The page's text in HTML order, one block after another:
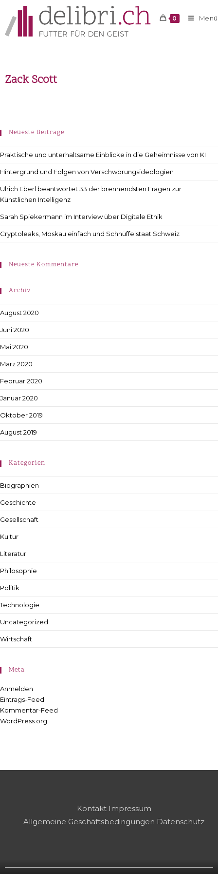
0 Menü
Zack Scott
Neueste Beiträge
Praktische und unterhaltsame Einblicke in die Geheimnisse von KI
Hintergrund und Folgen von Verschwörungsideologien
Ulrich Eberl beantwortet 33 der brennendsten Fragen zur
Künstlichen Intelligenz
Sarah Spiekermann im Interview über Digitale Ethik
Cryptoleaks, Moskau einfach und Schnüffelstaat Schweiz
Neueste Kommentare
Archiv
August 2020
Juni 2020
Mai 2020
März 2020
Februar 2020
Januar 2020
Oktober 2019
August 2019
Kategorien
Biographien
Geschichte
Gesellschaft
Kultur
Literatur
Philosophie
Politik
Technologie
Uncategorized
Wirtschaft
Meta
Anmelden
Eintrags-Feed
Kommentar-Feed
WordPress.org
Kontakt Impressum
Allgemeine Geschäftsbedingungen Datenschutz